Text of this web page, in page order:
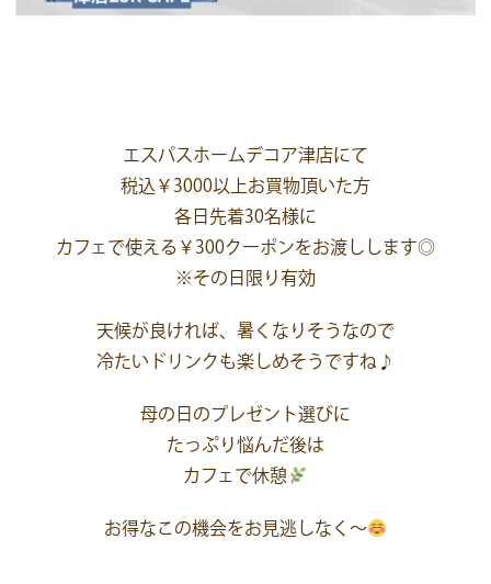
エスパスホームデコア津店にて
税込￥3000以上お買物頂いた方
各日先着30名様に
カフェで使える￥300クーポンをお渡しします◎
※その日限り有効
天候が良ければ、暑くなりそうなので
冷たいドリンクも楽しめそうですね♪
母の日のプレゼント選びに
たっぷり悩んだ後は
カフェで休憩
お得なこの機会をお見逃しなく～